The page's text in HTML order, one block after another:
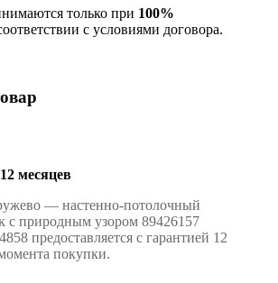
только при 100%
с условиями договора.
месяцев
— настенно-потолочный
с природным узором 89426157
предоставляется с гарантией 12
покупки.